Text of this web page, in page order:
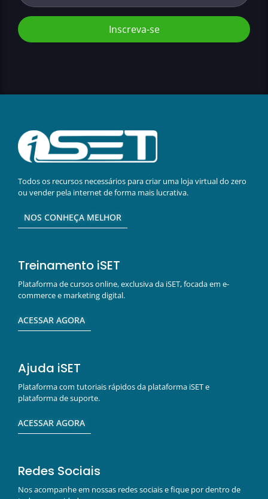
Inscreva-se
Todos os recursos necessários para criar uma loja virtual do zero
ou vender pela internet de forma mais lucrativa.
NOS CONHEÇA MELHOR
Treinamento iSET
Plataforma de cursos online, exclusiva da iSET, focada em e-
commerce e marketing digital.
ACESSAR AGORA
Ajuda iSET
Plataforma com tutoriais rápidos da plataforma iSET e
plataforma de suporte.
ACESSAR AGORA
Redes Sociais
Nos acompanhe em nossas redes sociais e fique por dentro de